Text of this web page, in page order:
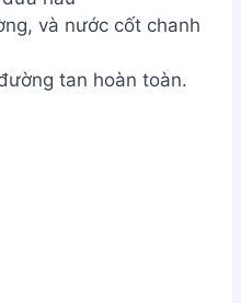
và nước cốt chanh
tan hoàn toàn.